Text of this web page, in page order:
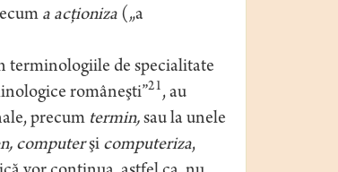
a acţioniza(„a
terminologiile de specialitate
româneşti”21, au
precum termin,sau la unele
computerşi computeriza,